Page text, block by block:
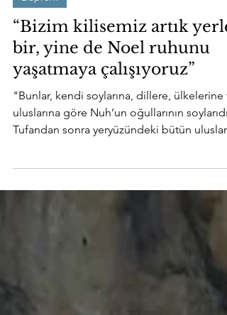
25 Ara 2024
Deprem
“Bizim kilisemiz artık yerle
bir, yine de Noel ruhunu
yaşatmaya çalışıyoruz”
"Bunlar, kendi soylarına, dillere, ülkelerine
Tufandan sonra yeryüzündeki bütün